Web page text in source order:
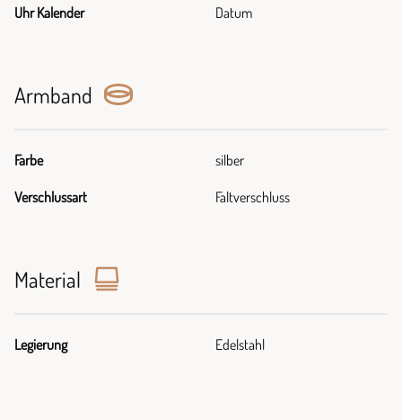
Uhr Kalender Datum
Armband
Farbe silber
Verschlussart Faltverschluss
Material
Legierung Edelstahl